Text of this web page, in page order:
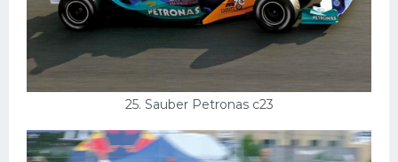
25. Sauber Petronas c23